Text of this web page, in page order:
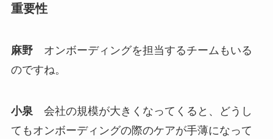
重要性
麻野オンボーディングを担当するチームもいる
のですね。
小泉会社の規模が大きくなってくると、どうし
てもオンボーディングの際のケアが手薄になって